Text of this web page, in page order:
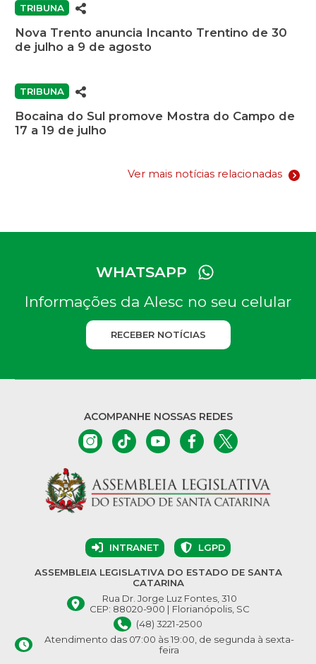
TRIBUNA
Nova Trento anuncia Incanto Trentino de 30
de julho a 9 de agosto
TRIBUNA
Bocaina do Sul promove Mostra do Campo de
17 a 19 de julho
Ver mais notícias relacionadas
WHATSAPP
Informações da Alesc no seu celular
RECEBER NOTÍCIAS
ACOMPANHE NOSSAS REDES
INTRANET LGPD
ASSEMBLEIA LEGISLATIVA DO ESTADO DE SANTA
CATARINA
Rua Dr. Jorge Luz Fontes, 310
CEP: 88020-900 | Florianópolis, SC
(48) 3221-2500
Atendimento das 07:00 às 19:00, de segunda à sexta-
feira